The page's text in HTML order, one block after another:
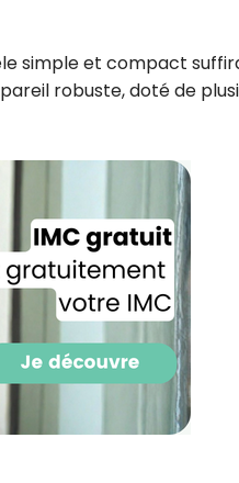
simple et compact
robuste, doté de
Players analyse le taux
courriels pour mesurer et
des campagnes.
savoir si vous ouvrez les
à laquelle vous le faites ainsi
informations sur le terminal que
Pour en savoir plus sur ces
notrepolitique de confidentialité
reçois mon cadeau !
email sera utilisée par Digital Prisma
newsletter contenant des offres
Vous pourrez vous désinscrire en
intégré dans la newsletter. Pour en